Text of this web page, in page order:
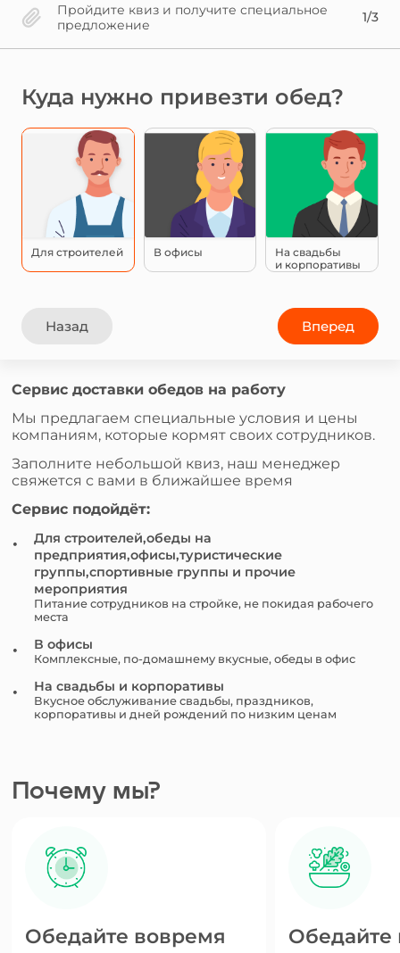
Пройдите квиз и получите специальное
предложение
1/3
Куда нужно привезти обед?
Для строителей В офисы
На свадьбы
и корпоративы
Назад Вперед
Сервис доставки обедов на работу
Мы предлагаем специальные условия и цены
компаниям, которые кормят своих сотрудников.
Заполните небольшой квиз, наш менеджер
свяжется с вами в ближайшее время
Сервис подойдёт:
Для строителей,обеды на
предприятия,офисы,туристические
группы,спортивные группы и прочие
мероприятия
Питание сотрудников на стройке, не покидая рабочего
места
В офисы
Комплексные, по-домашнему вкусные, обеды в офис
На свадьбы и корпоративы
Вкусное обслуживание свадьбы, праздников,
корпоративы и дней рождений по низким ценам
Почему мы?
Обедайте вовремя Обедайте